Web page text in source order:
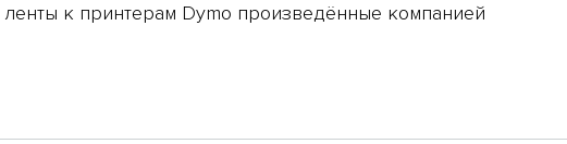
ленты к принтерам Dymo произведённые компанией